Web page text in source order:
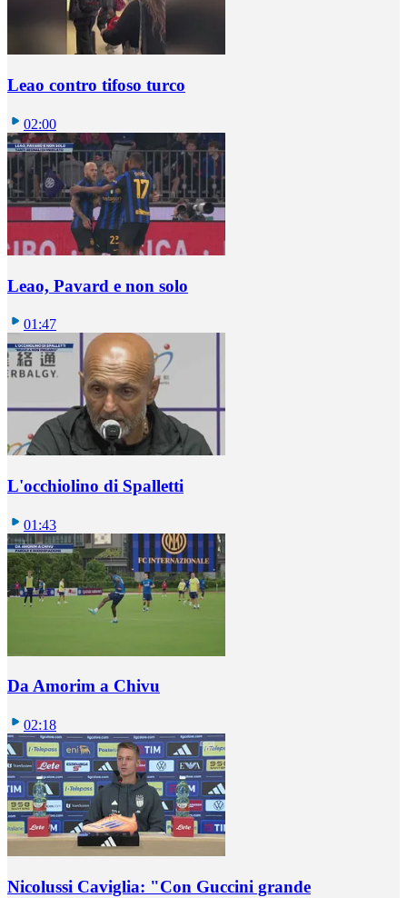
Leao contro tifoso turco
02:00
Leao, Pavard e non solo
01:47
L'occhiolino di Spalletti
01:43
Da Amorim a Chivu
02:18
Nicolussi Caviglia: "Con Guccini grande